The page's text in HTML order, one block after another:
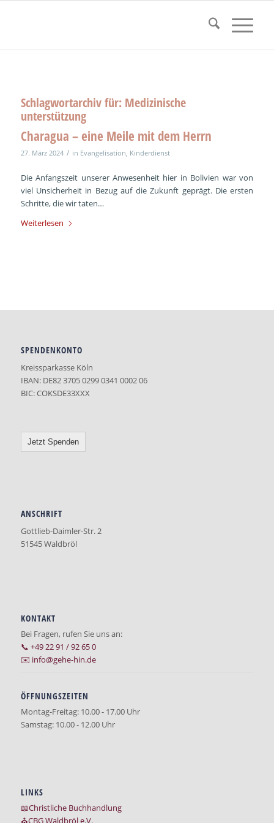
Schlagwortarchiv für: Medizinische
unterstützung
Charagua – eine Meile mit dem Herrn
27. März 2024 / in Evangelisation, Kinderdienst
Die Anfangszeit unserer Anwesenheit hier in Bolivien war von
viel Unsicherheit in Bezug auf die Zukunft geprägt. Die ersten
Schritte, die wir taten…
Weiterlesen
SPENDENKONTO
Kreissparkasse Köln
IBAN: DE82 3705 0299 0341 0002 06
BIC: COKSDE33XXX
Jetzt Spenden
ANSCHRIFT
Gottlieb-Daimler-Str. 2
51545 Waldbröl
KONTAKT
Bei Fragen, rufen Sie uns an:
📞 +49 22 91 / 92 65 0
✉️ info@gehe-hin.de
ÖFFNUNGSZEITEN
Montag-Freitag: 10.00 - 17.00 Uhr
Samstag: 10.00 - 12.00 Uhr
LINKS
📖Christliche Buchhandlung
⛪CBG Waldbröl e.V.